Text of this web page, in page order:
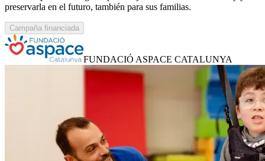
preservarla en el futuro, también para sus familias.
Campaña financiada
FUNDACIÓ ASPACE CATALUNYA